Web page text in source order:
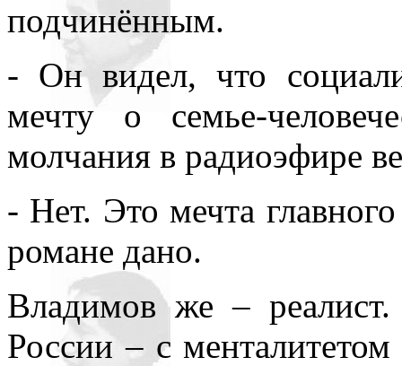
подчинённым.
- Он видел, что
мечту о семье-
молчания в радиоэфире
- Нет. Это мечта
романе дано.
Владимов же –
России – с